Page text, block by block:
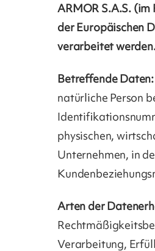
ARMOR S.A.S. (im
der Europäischen
verarbeitet
Betreffende Daten:
natürliche Person
physischen,
Unternehmen, in
Arten der
Verarbeitung,